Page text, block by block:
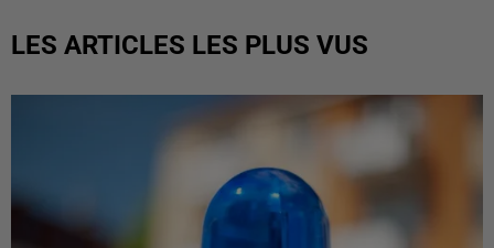
LES ARTICLES LES PLUS VUS